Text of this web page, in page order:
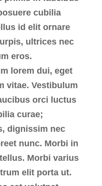
cubilia
id elit ornare
ultrices nec
eros.
lorem dui, eget
vitae. Vestibulum
orci luctus
curae;
dignissim nec
nunc. Morbi in
Morbi varius
elit porta ut.